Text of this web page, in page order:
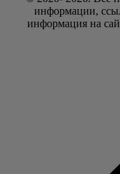
информации,
информация на